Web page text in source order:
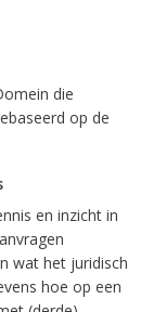
die
op de
en inzicht in
wat het juridisch
hoe op een